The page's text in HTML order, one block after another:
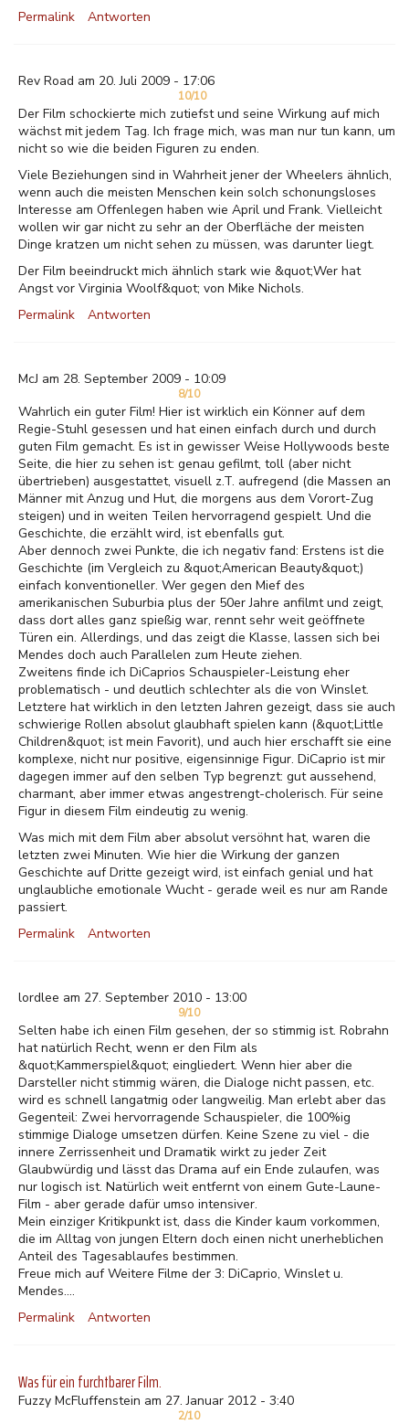
Permalink
Antworten
Rev Road am 20. Juli 2009 - 17:06
10/10
Der Film schockierte mich zutiefst und seine Wirkung auf mich
wächst mit jedem Tag. Ich frage mich, was man nur tun kann, um
nicht so wie die beiden Figuren zu enden.
Viele Beziehungen sind in Wahrheit jener der Wheelers ähnlich,
wenn auch die meisten Menschen kein solch schonungsloses
Interesse am Offenlegen haben wie April und Frank. Vielleicht
wollen wir gar nicht zu sehr an der Oberfläche der meisten
Dinge kratzen um nicht sehen zu müssen, was darunter liegt.
Der Film beeindruckt mich ähnlich stark wie &quot;Wer hat
Angst vor Virginia Woolf&quot; von Mike Nichols.
Permalink
Antworten
McJ am 28. September 2009 - 10:09
8/10
Wahrlich ein guter Film! Hier ist wirklich ein Könner auf dem
Regie-Stuhl gesessen und hat einen einfach durch und durch
guten Film gemacht. Es ist in gewisser Weise Hollywoods beste
Seite, die hier zu sehen ist: genau gefilmt, toll (aber nicht
übertrieben) ausgestattet, visuell z.T. aufregend (die Massen an
Männer mit Anzug und Hut, die morgens aus dem Vorort-Zug
steigen) und in weiten Teilen hervorragend gespielt. Und die
Geschichte, die erzählt wird, ist ebenfalls gut.
Aber dennoch zwei Punkte, die ich negativ fand: Erstens ist die
Geschichte (im Vergleich zu &quot;American Beauty&quot;)
einfach konventioneller. Wer gegen den Mief des
amerikanischen Suburbia plus der 50er Jahre anfilmt und zeigt,
dass dort alles ganz spießig war, rennt sehr weit geöffnete
Türen ein. Allerdings, und das zeigt die Klasse, lassen sich bei
Mendes doch auch Parallelen zum Heute ziehen.
Zweitens finde ich DiCaprios Schauspieler-Leistung eher
problematisch - und deutlich schlechter als die von Winslet.
Letztere hat wirklich in den letzten Jahren gezeigt, dass sie auch
schwierige Rollen absolut glaubhaft spielen kann (&quot;Little
Children&quot; ist mein Favorit), und auch hier erschafft sie eine
komplexe, nicht nur positive, eigensinnige Figur. DiCaprio ist mir
dagegen immer auf den selben Typ begrenzt: gut aussehend,
charmant, aber immer etwas angestrengt-cholerisch. Für seine
Figur in diesem Film eindeutig zu wenig.
Was mich mit dem Film aber absolut versöhnt hat, waren die
letzten zwei Minuten. Wie hier die Wirkung der ganzen
Geschichte auf Dritte gezeigt wird, ist einfach genial und hat
unglaubliche emotionale Wucht - gerade weil es nur am Rande
passiert.
Permalink
Antworten
lordlee am 27. September 2010 - 13:00
9/10
Selten habe ich einen Film gesehen, der so stimmig ist. Robrahn
hat natürlich Recht, wenn er den Film als
&quot;Kammerspiel&quot; eingliedert. Wenn hier aber die
Darsteller nicht stimmig wären, die Dialoge nicht passen, etc.
wird es schnell langatmig oder langweilig. Man erlebt aber das
Gegenteil: Zwei hervorragende Schauspieler, die 100%ig
stimmige Dialoge umsetzen dürfen. Keine Szene zu viel - die
innere Zerrissenheit und Dramatik wirkt zu jeder Zeit
Glaubwürdig und lässt das Drama auf ein Ende zulaufen, was
nur logisch ist. Natürlich weit entfernt von einem Gute-Laune-
Film - aber gerade dafür umso intensiver.
Mein einziger Kritikpunkt ist, dass die Kinder kaum vorkommen,
die im Alltag von jungen Eltern doch einen nicht unerheblichen
Anteil des Tagesablaufes bestimmen.
Freue mich auf Weitere Filme der 3: DiCaprio, Winslet u.
Mendes....
Permalink
Antworten
Was für ein furchtbarer Film.
Fuzzy McFluffenstein am 27. Januar 2012 - 3:40
2/10